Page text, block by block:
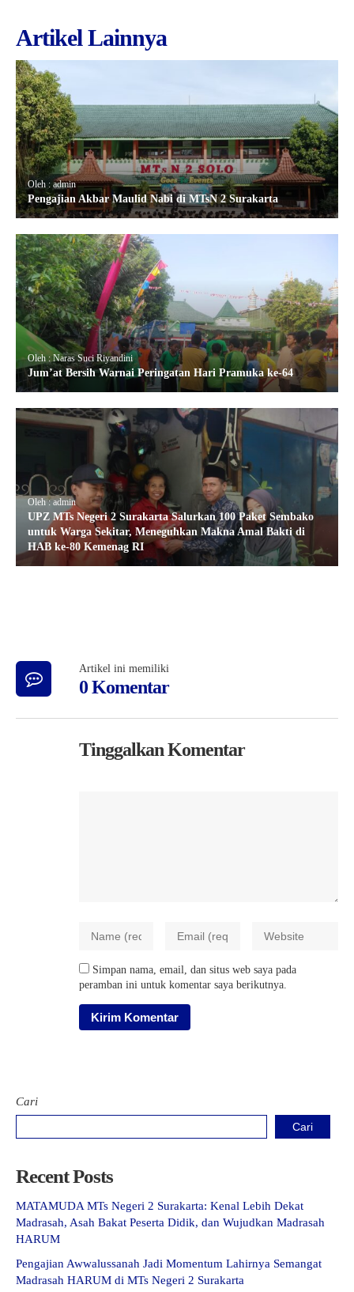
Artikel Lainnya
Oleh : admin
Pengajian Akbar Maulid Nabi di MTsN 2 Surakarta
Oleh : Naras Suci Riyandini
Jum’at Bersih Warnai Peringatan Hari Pramuka ke-64
Oleh : admin
UPZ MTs Negeri 2 Surakarta Salurkan 100 Paket Sembako
untuk Warga Sekitar, Meneguhkan Makna Amal Bakti di
HAB ke-80 Kemenag RI
Artikel ini memiliki
0 Komentar
Tinggalkan Komentar
Simpan nama, email, dan situs web saya pada
peramban ini untuk komentar saya berikutnya.
Cari
Cari
Recent Posts
MATAMUDA MTs Negeri 2 Surakarta: Kenal Lebih Dekat
Madrasah, Asah Bakat Peserta Didik, dan Wujudkan Madrasah
HARUM
Pengajian Awwalussanah Jadi Momentum Lahirnya Semangat
Madrasah HARUM di MTs Negeri 2 Surakarta